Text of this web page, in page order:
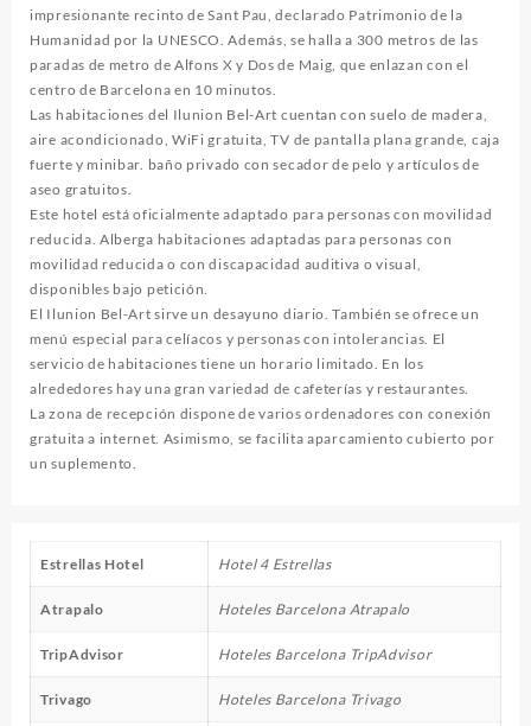
impresionante recinto de Sant Pau, declarado Patrimonio de la
Humanidad por la UNESCO. Además, se halla a 300 metros de las
paradas de metro de Alfons X y Dos de Maig, que enlazan con el
centro de Barcelona en 10 minutos.
Las habitaciones del Ilunion Bel-Art cuentan con suelo de madera,
aire acondicionado, WiFi gratuita, TV de pantalla plana grande, caja
fuerte y minibar. baño privado con secador de pelo y artículos de
aseo gratuitos.
Este hotel está oficialmente adaptado para personas con movilidad
reducida. Alberga habitaciones adaptadas para personas con
movilidad reducida o con discapacidad auditiva o visual,
disponibles bajo petición.
El Ilunion Bel-Art sirve un desayuno diario. También se ofrece un
menú especial para celíacos y personas con intolerancias. El
servicio de habitaciones tiene un horario limitado. En los
alrededores hay una gran variedad de cafeterías y restaurantes.
La zona de recepción dispone de varios ordenadores con conexión
gratuita a internet. Asimismo, se facilita aparcamiento cubierto por
un suplemento.
Estrellas Hotel Hotel 4 Estrellas
Atrapalo Hoteles Barcelona Atrapalo
TripAdvisor Hoteles Barcelona TripAdvisor
Trivago Hoteles Barcelona Trivago